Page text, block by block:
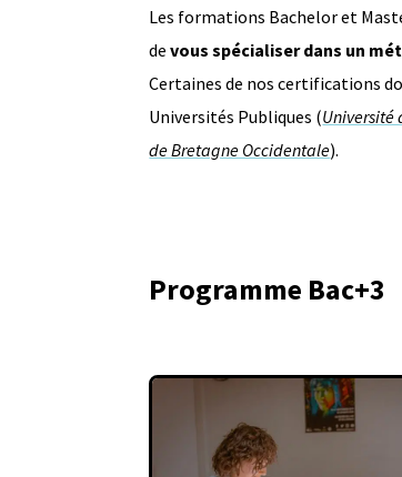
Les formations Bachelor et
devous spécialiser dans un
Certaines de nos certifications
Universités Publiques (Université
de Bretagne Occidentale).
Programme Bac+3